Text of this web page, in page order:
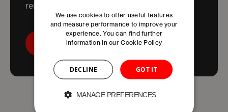
reibungslos.
Sprechen Sie uns an
We use cookies to offer useful features
and measure performance to improve your
experience. You can find further
information in ourCookie Policy
GOT IT
DECLINE
MANAGE PREFERENCES